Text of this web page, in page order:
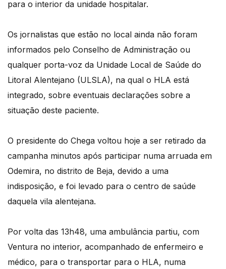
para o interior da unidade hospitalar.
Os jornalistas que estão no local ainda não foram
informados pelo Conselho de Administração ou
qualquer porta-voz da Unidade Local de Saúde do
Litoral Alentejano (ULSLA), na qual o HLA está
integrado, sobre eventuais declarações sobre a
situação deste paciente.
O presidente do Chega voltou hoje a ser retirado da
campanha minutos após participar numa arruada em
Odemira, no distrito de Beja, devido a uma
indisposição, e foi levado para o centro de saúde
daquela vila alentejana.
Por volta das 13h48, uma ambulância partiu, com
Ventura no interior, acompanhado de enfermeiro e
médico, para o transportar para o HLA, numa